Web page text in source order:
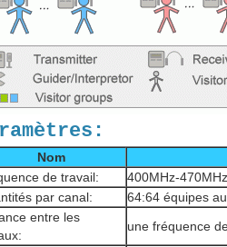
Nom
de travail:
400MHz-
par canal:
64:64 équipes
entre les
une fréquence